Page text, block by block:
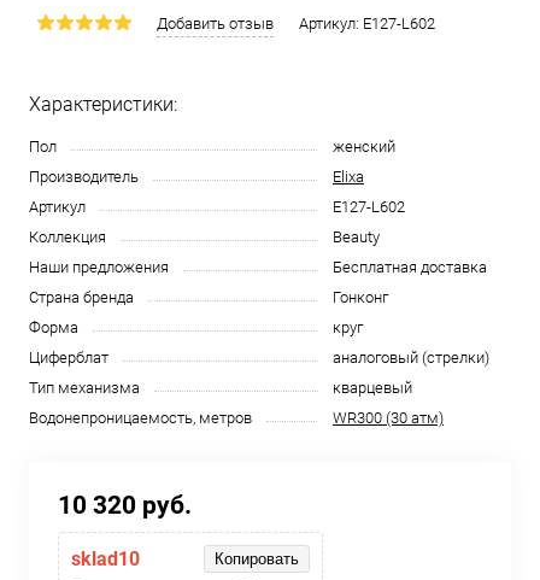
Добавить отзыв Артикул: E127-L602
Характеристики:
Пол
женский
Производитель
Elixa
Артикул
E127-L602
Коллекция
Beauty
Наши предложения
Бесплатная доставка
Страна бренда
Гонконг
Форма
круг
Циферблат
аналоговый (стрелки)
Тип механизма
кварцевый
Водонепроницаемость, метров
WR300 (30 атм)
10 320 руб.
sklad10 Копировать